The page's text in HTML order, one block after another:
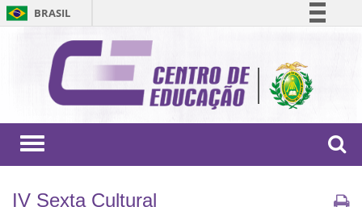
BRASIL
Comunica BR
Participe
Acesso à informação
Toggle
IV Sexta Cultural